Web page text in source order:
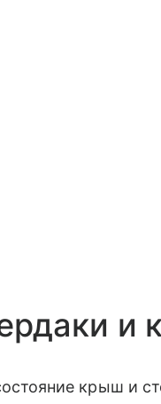
и
крыш и